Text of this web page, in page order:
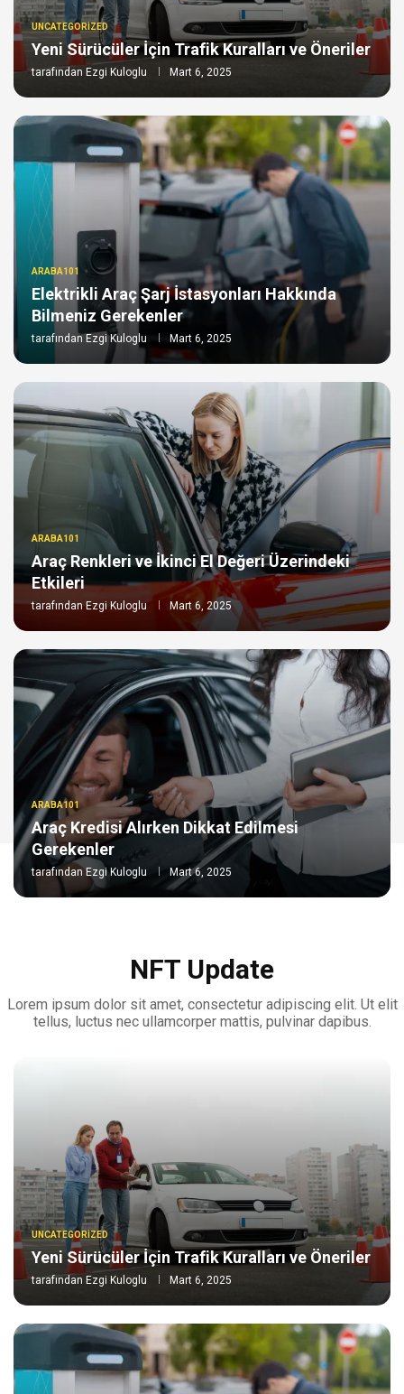
UNCATEGORIZED
Yeni Sürücüler İçin Trafik Kuralları ve Öneriler
tarafından Ezgi Kuloglu Mart 6, 2025
ARABA101
Elektrikli Araç Şarj İstasyonları Hakkında
Bilmeniz Gerekenler
tarafından Ezgi Kuloglu Mart 6, 2025
ARABA101
Araç Renkleri ve İkinci El Değeri Üzerindeki
Etkileri
tarafındanEzgi Kuloglu Mart 6, 2025
ARABA101
Araç Kredisi Alırken Dikkat Edilmesi
Gerekenler
tarafındanEzgi Kuloglu Mart 6, 2025
NFT Update
Lorem ipsum dolor sit amet, consectetur adipiscing elit. Ut elit
tellus, luctus nec ullamcorper mattis, pulvinar dapibus.
UNCATEGORIZED
Yeni Sürücüler İçin Trafik Kuralları ve Öneriler
tarafından Ezgi Kuloglu Mart 6, 2025